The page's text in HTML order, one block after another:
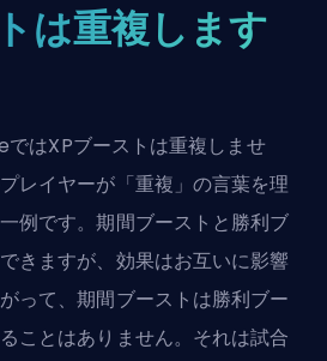
は重複します
はXPブーストは重複しませ
レイヤーが「重複」の言葉を理
例です。期間ブーストと勝利ブ
きますが、効果はお互いに影響
って、期間ブーストは勝利ブー
ことはありません。それは試合